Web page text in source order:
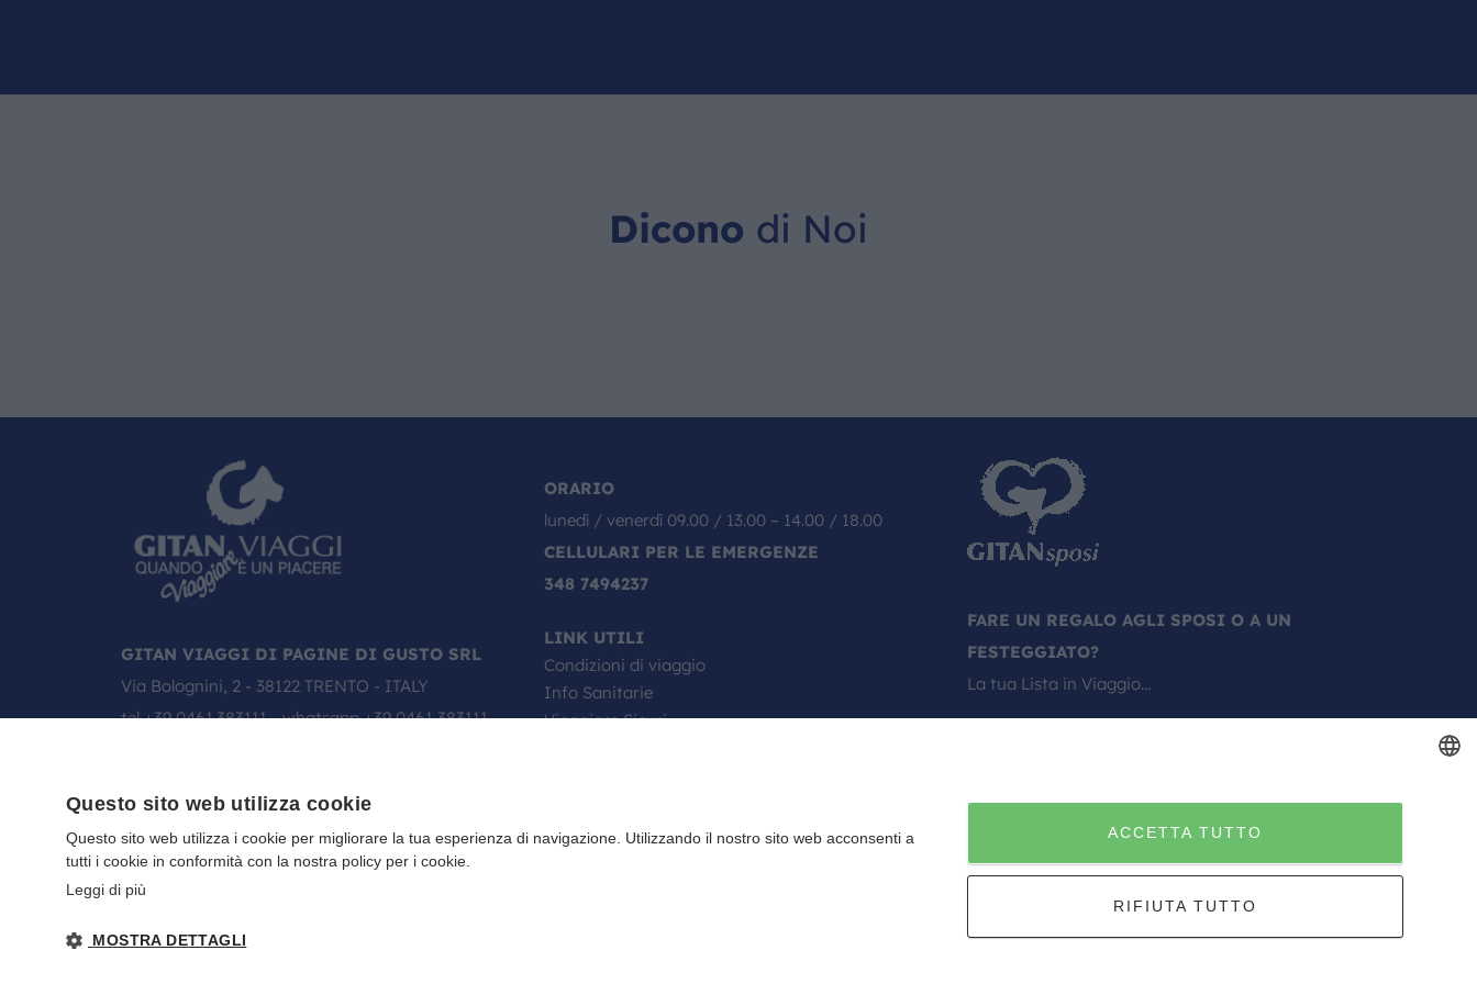
Dicono di Noi
GITAN VIAGGI DI PAGINE DI GUSTO SRL
Via Bolognini, 2 - 38122 TRENTO - ITALY
tel+39 0461.383111- whatsapp+39 0461 383111
ORARIO
lunedì / venerdì 09.00 / 13.00 – 14.00 / 18.00
CELLULARI PER LE EMERGENZE
348 7494237
LINK UTILI
Condizioni di viaggio
Info Sanitarie
Viaggiare Sicuri
Faq
FARE UN REGALO AGLI SPOSI O A UN
FESTEGGIATO?
La tua Lista in Viaggio…
ITALIAN
Questo sito web utilizza cookie
Questo sito web utilizza i cookie per migliorare la tua esperienza di navigazione. Utilizzando il nostro sito web acconsenti a
tutti i cookie in conformità con la nostra policy per i cookie.
Leggi di più
MOSTRA DETTAGLI
ACCETTA TUTTO
RIFIUTA TUTTO